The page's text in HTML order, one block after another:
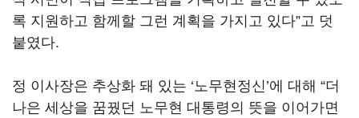
록 지원하고 함께할 그런 계획을 가지고 있다”고 덧
붙였다.
정 이사장은 추상화 돼 있는 ‘노무현정신’에 대해 “더
나은 세상을 꿈꿨던 노무현 대통령의 뜻을 이어가면